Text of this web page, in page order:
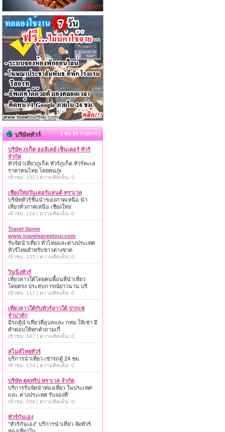
บริษัททัวร์ { พบ 33 รายการ }
บริษัท ภูเก็ต ฮอลิเดย์ เซ็นเตอร์ ทัวร์
จำกัด
ทัวร์นำเที่ยวภูเก็ต ทัวร์ภูเก็ต ทัวร์ทะเล
ราคาคนไทย โดยคนภูเ
เข้าชม: 132 | ความคิดเห็น: 0
เชียงใหม่วันเดอร์แลนด์ ทราเวล
บริษัททัวร์ชั้นนำของภาคเหนือ นำ
เที่ยวทั่วภาคเหนือ เชียงใหม่
เข้าชม: 114 | ความคิดเห็น: 0
Travel Spree
www.travelspreetour.com
รับจัดนำเที่ยว ทั่วไทยและต่างประเทศ
ทัวร์ไทยสำหรับชาวต่างชาต
เข้าชม: 133 | ความคิดเห็น: 0
วินนิ่งทัวร์
เที่ยวลาวใต้โดยคนพื้อนที่นำเที่ยว
โดยตรง ประสบการณ์ยาวนาน บริ
เข้าชม: 117 | ความคิดเห็น: 0
เที่ยวลาวใต้กับทัวร์ลาวใต้ ปากเซ
จำปาสัก
มีรถตู้นำเที่ยวที่อุบลและ กทม.ให้เช่า มี
คำตอบให้ทุกคำถามเกี่
เข้าชม: 147 | ความคิดเห็น: 0
สไมล์ไทยทัวร์
บริการนำเที่ยว เช่ารถตู้ 24 ชม.
เข้าชม: 124 | ความคิดเห็น: 0
บริษัท คูลทริป ทราเวล จำกัด
บริการรับจัดนำท่องเที่ยว ในประเทศ
และ ต่างประเทศ รับจองที่
เข้าชม: 104 | ความคิดเห็น: 0
ทัวร์กันเอง
"ทัวร์กันเอง" บริการนำเที่ยว จัดทัวร์